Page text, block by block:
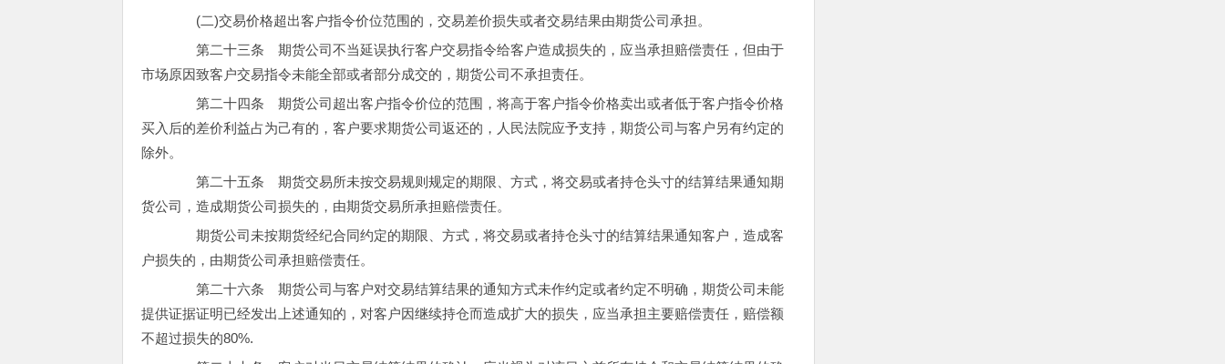
(二)交易价格超出客户指令价位范围的，交易差价损失或者交易结果由期货公司承担。
第二十三条 期货公司不当延误执行客户交易指令给客户造成损失的，应当承担赔偿责任，但由于
市场原因致客户交易指令未能全部或者部分成交的，期货公司不承担责任。
第二十四条 期货公司超出客户指令价位的范围，将高于客户指令价格卖出或者低于客户指令价格
买入后的差价利益占为己有的，客户要求期货公司返还的，人民法院应予支持，期货公司与客户另有约定的
除外。
第二十五条 期货交易所未按交易规则规定的期限、方式，将交易或者持仓头寸的结算结果通知期
货公司，造成期货公司损失的，由期货交易所承担赔偿责任。
期货公司未按期货经纪合同约定的期限、方式，将交易或者持仓头寸的结算结果通知客户，造成客
户损失的，由期货公司承担赔偿责任。
第二十六条 期货公司与客户对交易结算结果的通知方式未作约定或者约定不明确，期货公司未能
提供证据证明已经发出上述通知的，对客户因继续持仓而造成扩大的损失，应当承担主要赔偿责任，赔偿额
不超过损失的80%.